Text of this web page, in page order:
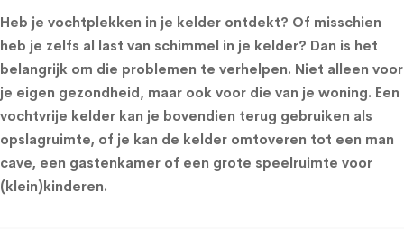
Heb je vochtplekken in je kelder ontdekt? Of misschien
heb je zelfs al last van schimmel in je kelder? Dan is het
belangrijk om die problemen te verhelpen. Niet alleen voor
je eigen gezondheid, maar ook voor die van je woning. Een
vochtvrije kelder kan je bovendien terug gebruiken als
opslagruimte, of je kan de kelder omtoveren tot een man
cave, een gastenkamer of een grote speelruimte voor
(klein)kinderen.